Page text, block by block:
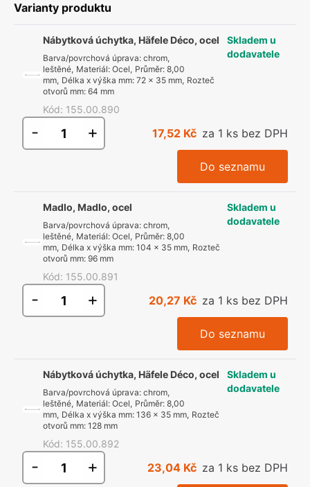
Varianty produktu
Nábytková úchytka, Häfele Déco, ocel
Barva/povrchová úprava: chrom,
leštěné, Materiál: Ocel, Průměr: 8,00
mm, Délka x výška mm: 72 x 35 mm, Rozteč
otvorů mm: 64 mm
Kód: 155.00.890
Skladem u
dodavatele
- + 17,52 Kč za 1 ks bez DPH
Do seznamu
Madlo, Madlo, ocel
Barva/povrchová úprava: chrom,
leštěné, Materiál: Ocel, Průměr: 8,00
mm, Délka x výška mm: 104 x 35 mm, Rozteč
otvorů mm: 96 mm
Kód: 155.00.891
Skladem u
dodavatele
- + 20,27 Kč za 1 ks bez DPH
Do seznamu
Nábytková úchytka, Häfele Déco, ocel
Barva/povrchová úprava: chrom,
leštěné, Materiál: Ocel, Průměr: 8,00
mm, Délka x výška mm: 136 x 35 mm, Rozteč
otvorů mm: 128 mm
Kód: 155.00.892
Skladem u
dodavatele
- + 23,04 Kč za 1 ks bez DPH